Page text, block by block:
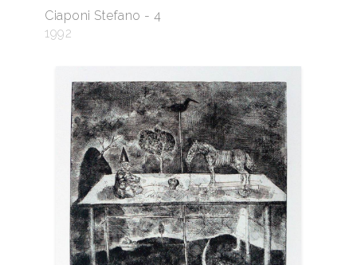
Ciaponi Stefano - 4
1992